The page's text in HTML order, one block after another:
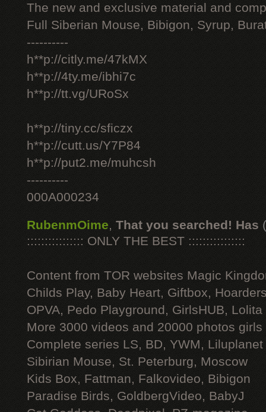
The new and exclusive material and
Full Siberian Mouse, Bibigon, Syrup,
----------
h**p://citly.me/47kMX
h**p://4ty.me/ibhi7c
h**p://tt.vg/URoSx
h**p://tiny.cc/sficzx
h**p://cutt.us/Y7P84
h**p://put2.me/muhcsh
----------
000A000234
RubenmOime, That you searched! Has
:::::::::::::::: ONLY THE BEST ::::::::::::::::
Content from TOR websites Magic
Childs Play, Baby Heart, Giftbox,
OPVA, Pedo Playground, GirlsHUB, Lolita
More 3000 videos and 20000 photos
Complete series LS, BD, YWM, Liluplanet
Sibirian Mouse, St. Peterburg, Moscow
Kids Box, Fattman, Falkovideo, Bibigon
Paradise Birds, GoldbergVideo, BabyJ